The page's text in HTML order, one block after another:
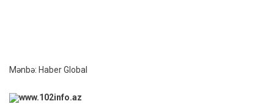
Mənbə: Haber Global
www.102info.az